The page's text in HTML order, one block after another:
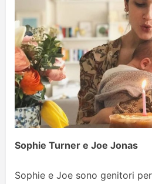
Sophie Turner e Joe Jonas
Sophie e Joe sono genitori